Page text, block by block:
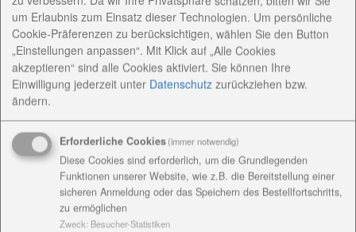
Diakoniestiftung, Geschäftsführer Rainer Neumer
und Marlies Köhler, Koordinatorin der 16 zur
Diakoniestiftung gehörigen Kindergärten, vor.
Seit 1990 war Frau Zschach im Evangelischen
Kindergarten Schleiz als Erzieherin tätig. Dort leitete
sie in einem Team eine Gruppe mit Kindern ab dem
dritten Lebensjahr bis Schuleintritt. „Die Arbeit von
Frau Zschach zeichnet sich in einem sehr hohen
Niveau von pädagogischer Professionalität aus. Über
die Maßen engagierte sie sich in allen Arbeitsfeldern
der pädagogischen Arbeit. Mit ihrem Können und
um Erlaubnis zum Einsatz dieser Technologien. Um persönliche
Cookie-Präferenzen zu berücksichtigen, wählen Sie den Button
„Einstellungen anpassen“. Mit Klick auf „Alle Cookies
akzeptieren“ sind alle Cookies aktiviert. Sie können Ihre
Einwilligung jederzeit unter Datenschutz zurückziehen bzw.
ändern.
Erforderliche Cookies(immer notwendig)
Diese Cookies sind erforderlich, um die Grundlegenden
Funktionen unserer Website, wie z.B. die Bereitstellung einer
sicheren Anmeldung oder das Speichern des Bestellfortschritts,
zu ermöglichen
Zweck: Besucher-Statistiken